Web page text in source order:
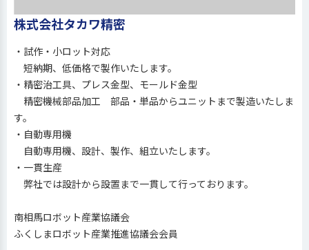
株式会社タカワ精密
・試作・小ロット対応
短納期、低価格で製作いたします。
・精密治工具、プレス金型、モールド金型
精密機械部品加工 部品・単品からユニットまで製造いたしま
す。
・自動専用機
自動専用機、設計、製作、組立いたします。
・一貫生産
弊社では設計から設置まで一貫して行っております。
南相馬ロボット産業協議会
ふくしまロボット産業推進協議会会員